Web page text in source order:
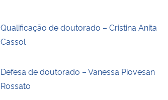
Qualificação de doutorado – Cristina Anita
Cassol
Defesa de doutorado – Vanessa Piovesan
Rossato